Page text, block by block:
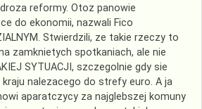
reformy. Otoz panowie
do ekonomii, nazwali Fico
Stwierdzili, ze takie rzeczy to
zamknietych spotkaniach, ale nie
SYTUACJI, szczegolnie gdy sie
nalezacego do strefy euro. A ja
aparatczycy za najglebszej komuny